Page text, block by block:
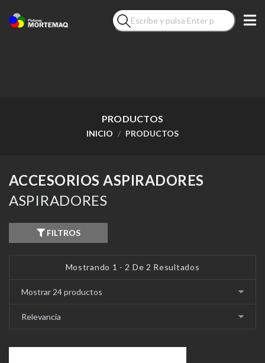
PRODUCTOS
INICIO PRODUCTOS
ACCESORIOS ASPIRADORES
ASPIRADORES
FILTROS
Mostrando 1 - 2 De 2 Resultados